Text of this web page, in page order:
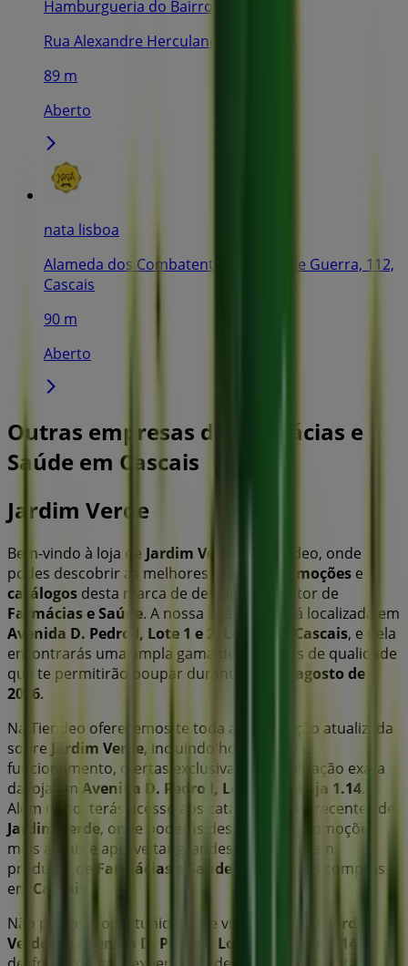
Hamburgueria do Bairro
Rua Alexandre Herculano,72, Cascais
89 m
Aberto
nata lisboa
Alameda dos Combatentes da Grande Guerra, 112,
Cascais
90 m
Aberto
Outras empresas de Farmácias e
Saúde em Cascais
Jardim Verde
Bem-vindo à loja de Jardim Verde
na Tiendeo, onde
podes descobrir as melhores
promoções e
catálogos desta marca de destaque no setor de
Farmácias e Saúde. A nossa loja física está localizada em
Avenida D. Pedro I, Lote 1 e 2, Loja 1.14
Cascais, e nela
encontrarás uma ampla gama de produtos de qualidade
que te permitirão poupar durante todo o
agosto de
2026.
Na Tiendeo oferecemos-te toda a informação atualizada
sobre Jardim Verde, incluindo horários de
funcionamento, ofertas exclusivas e a localização exata
da loja em Avenida D. Pedro I, Lote 1 e 2, Loja 1.14.
Além disso, terás acesso aos catálogos mais recentes de
Jardim Verde, onde poderás descobrir as promoções
mais atuais e aproveitar grandes descontos em
produtos de Farmácias e Saúde para as tuas compras
em Cascais
Não percas a oportunidade de visitar a loja de
Jardim
Verde
Avenida D. Pedro I, Lote 1 e 2, Loja 1.14